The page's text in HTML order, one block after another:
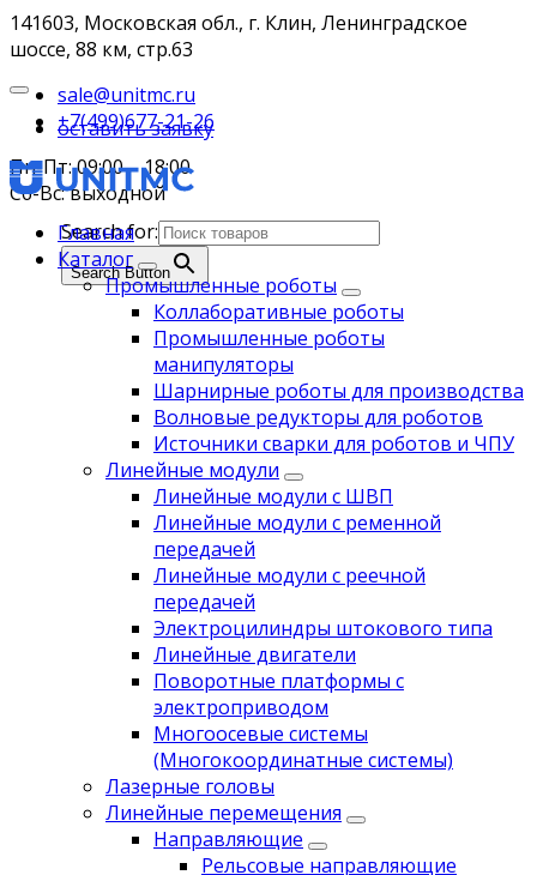
141603, Московская обл., г. Клин, Ленинградское
шоссе, 88 км, стр.63
sale@unitmc.ru
+7(499)677-21-26
Пн-Пт: 09:00 – 18:00
Сб-Вс: выходной
Search for:
Search Button
оставить заявку
Главная
Каталог
Промышленные роботы
Коллаборативные роботы
Промышленные роботы
манипуляторы
Шарнирные роботы для производства
Волновые редукторы для роботов
Источники сварки для роботов и ЧПУ
Линейные модули
Линейные модули с ШВП
Линейные модули с ременной
передачей
Линейные модули с реечной
передачей
Электроцилиндры штокового типа
Линейные двигатели
Поворотные платформы с
электроприводом
Многоосевые системы
(Многокоординатные системы)
Лазерные головы
Линейные перемещения
Направляющие
Рельсовые направляющие